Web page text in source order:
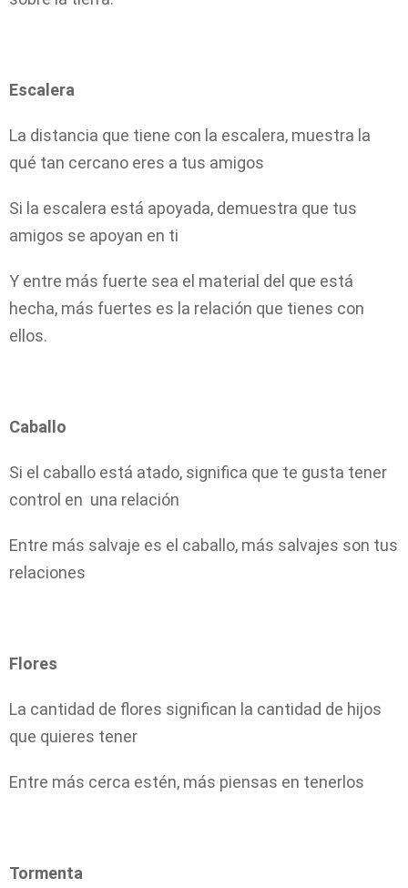
Escalera
La distancia que tiene con la escalera, muestra la
qué tan cercano eres a tus amigos
Si la escalera está apoyada, demuestra que tus
amigos se apoyan en ti
Y entre más fuerte sea el material del que está
hecha, más fuertes es la relación que tienes con
ellos.
Caballo
Si el caballo está atado, significa que te gusta tener
control en una relación
Entre más salvaje es el caballo, más salvajes son tus
relaciones
Flores
La cantidad de flores significan la cantidad de hijos
que quieres tener
Entre más cerca estén, más piensas en tenerlos
Tormenta